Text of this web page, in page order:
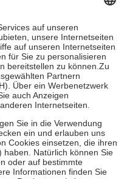
Teil davon als Zuzahlung
in Höhe von zehn
jedochfünf Euround
mehr als die tatsächlichen
für Online-Apotheken.
beträgt die
zehn Euro je
für ihre eigene Gesundheit zu
Familie zu unterstützen,
18. Lebensjahr